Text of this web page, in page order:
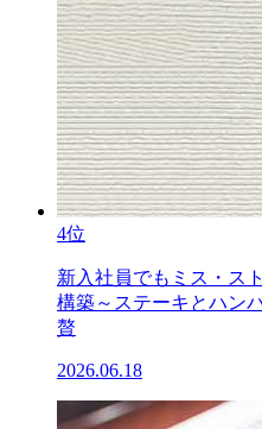
4位
新入社員でもミス・ス
構築～ステーキとハン
贅
2026.06.18